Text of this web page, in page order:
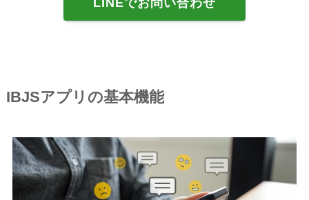
IBJSアプリの基本機能